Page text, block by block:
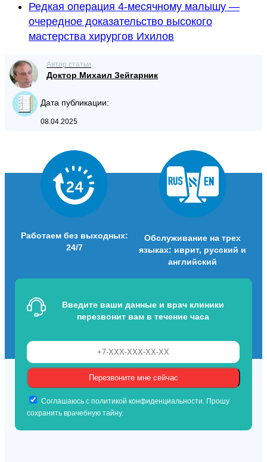
Редкая операция 4-месячному малышу —
очередное доказательство высокого
мастерства хирургов Ихилов
Автор статьи
Доктор Михаил Зейгарник
Дата публикации:
08.04.2025
Работаем без выходных:
24/7
Обслуживание на трех
языках: иврит, русский и
английский
Введите ваши данные и врач клиники
перезвонит вам в течение часа
Соглашаюсь с политикой конфиденциальности. Прошу
сохранить врачебную тайну.